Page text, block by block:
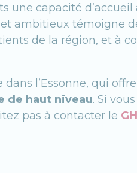
une capacité d’accueil
ambitieux témoigne
de la région, et à
l’Essonne, qui
de haut niveau. Si
pas à contacter le